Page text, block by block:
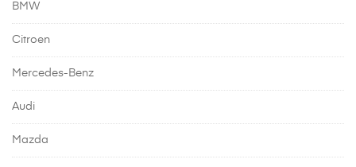
BMW
Citroen
Mercedes-Benz
Audi
Mazda